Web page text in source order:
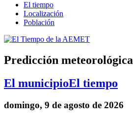
El tiempo
Localización
Población
Predicción meteorológica
El municipioEl tiempo
domingo, 9 de agosto de 2026